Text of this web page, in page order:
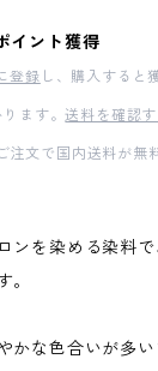
イント獲得
登録 し、購入すると
ります。送料を確認す
注文で国内送料が無
ンを染める染料
。
かな色合いが多い